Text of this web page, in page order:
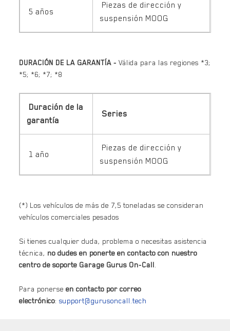
5 años
Piezas de dirección y
suspensión MOOG
DURACIÓN DE LA GARANTÍA -Válida para las regiones *3;
*5; *6; *7; *8
Duración de la
garantía
Series
1 año
Piezas de dirección y
suspensión MOOG
(*) Los vehículos de más de 7,5 toneladas se consideran
vehículos comerciales pesados
Si tienes cualquier duda, problema o necesitas asistencia
técnica, no dudes en ponerte en contacto con nuestro
centro de soporte Garage Gurus On-Call
Para ponerseen contacto por correo
electrónico:support@gurusoncall.tech